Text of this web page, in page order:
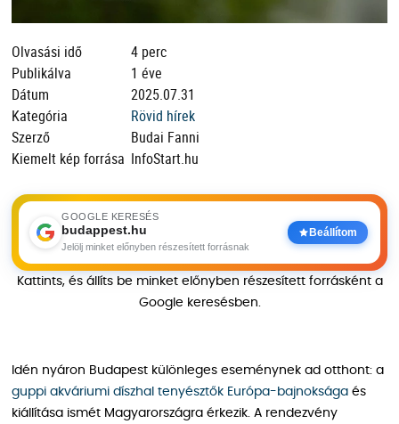
Olvasási idő
4 perc
Publikálva
1 éve
Dátum
2025.07.31
Kategória
Rövid hírek
Szerző
Budai Fanni
Kiemelt kép forrása InfoStart.hu
GOOGLE KERESÉS
budappest.hu
Jelölj minket előnyben részesített forrásnak
Beállítom
Kattints, és állíts be minket előnyben részesített forrásként a
Google keresésben.
Idén nyáron Budapest különleges eseménynek ad otthont: a
guppi akváriumi díszhal tenyésztők Európa-bajnoksága és
kiállítása ismét Magyarországra érkezik. A rendezvény